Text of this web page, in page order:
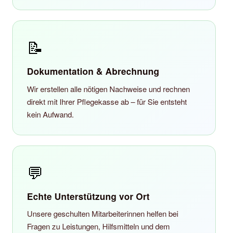
📝
Dokumentation & Abrechnung
Wir erstellen alle nötigen Nachweise und rechnen
direkt mit Ihrer Pflegekasse ab – für Sie entsteht
kein Aufwand.
💬
Echte Unterstützung vor Ort
Unsere geschulten Mitarbeiterinnen helfen bei
Fragen zu Leistungen, Hilfsmitteln und dem